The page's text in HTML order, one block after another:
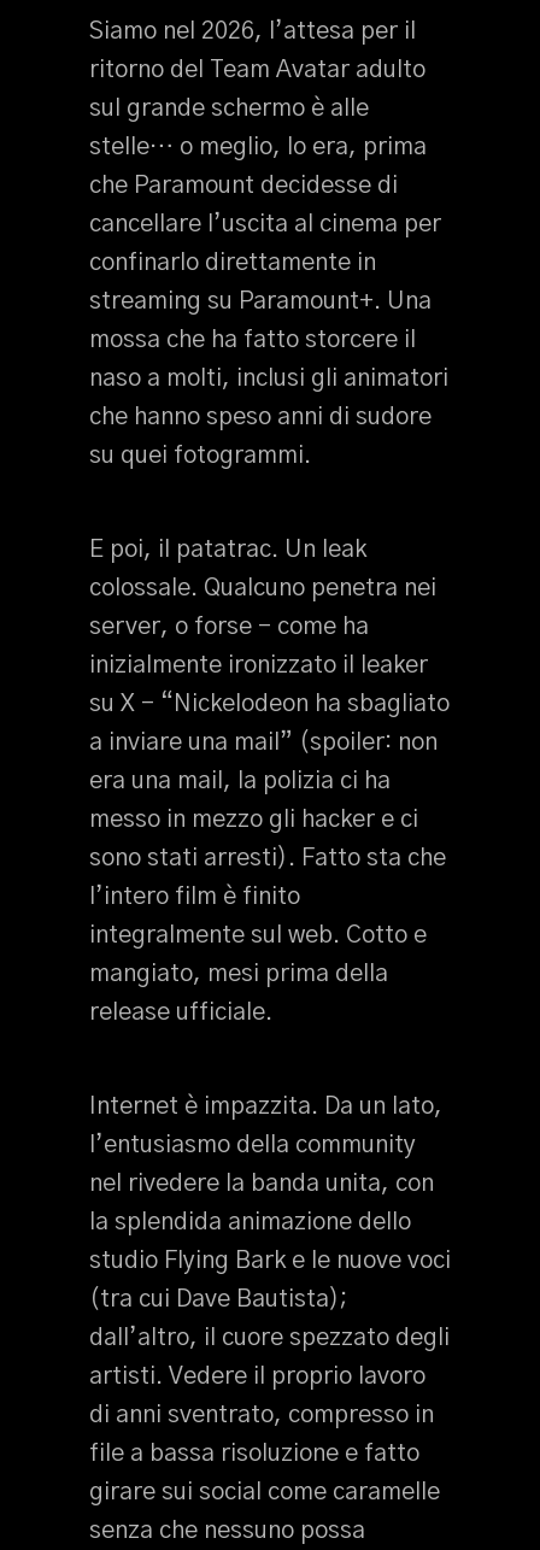
Siamo nel 2026, l’attesa per il
ritorno del Team Avatar adulto
sul grande schermo è alle
stelle… o meglio, lo era, prima
che Paramount decidesse di
cancellare l’uscita al cinema per
confinarlo direttamente in
streaming su Paramount+. Una
mossa che ha fatto storcere il
naso a molti, inclusi gli animatori
che hanno speso anni di sudore
su quei fotogrammi.
E poi, il patatrac. Un leak
colossale. Qualcuno penetra nei
server, o forse – come ha
inizialmente ironizzato il leaker
su X – “Nickelodeon ha sbagliato
a inviare una mail” (spoiler: non
era una mail, la polizia ci ha
messo in mezzo gli hacker e ci
sono stati arresti). Fatto sta che
l’intero film è finito
integralmente sul web. Cotto e
mangiato, mesi prima della
release ufficiale.
Internet è impazzita. Da un lato,
l’entusiasmo della community
nel rivedere la banda unita, con
la splendida animazione dello
studio Flying Bark e le nuove voci
(tra cui Dave Bautista);
dall’altro, il cuore spezzato degli
artisti. Vedere il proprio lavoro
di anni sventrato, compresso in
file a bassa risoluzione e fatto
girare sui social come caramelle
senza che nessuno possa